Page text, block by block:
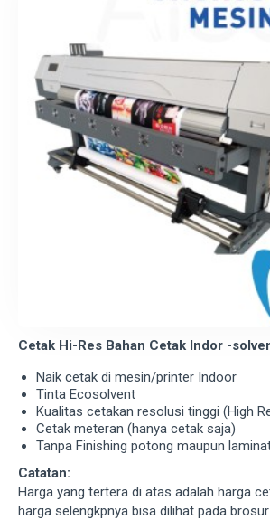
Cetak Hi-Res Bahan Cetak Indor -
Naik cetak di mesin/printer Indoor
Tinta Ecosolvent
Kualitas cetakan resolusi tinggi (High
Cetak meteran (hanya cetak saja)
Tanpa Finishing potong maupun
Catatan:
Harga yang tertera di atas adalah harga
harga selengkpnya bisa dilihat pada